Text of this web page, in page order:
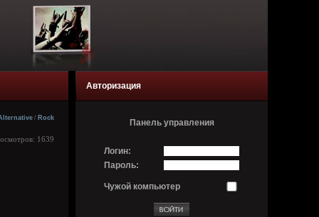
/ Rock
1639
Авторизация
Панель управления
Логин:
Пароль:
Чужой компьютер